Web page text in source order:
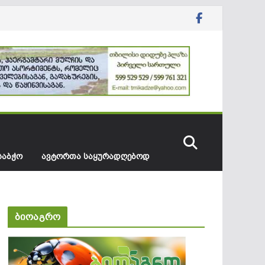
ᲐᲕᲢᲝᲠᲗᲐ ᲡᲐᲧᲣᲠᲐᲓᲦᲔᲑᲝᲓ
ბიოაგრო